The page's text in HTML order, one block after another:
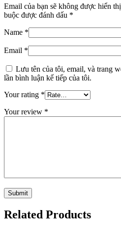
Email của bạn sẽ không được hiển
buộc được đánh dấu *
Name *
Email *
Lưu tên của tôi, email, và trang
lần bình luận kế tiếp của tôi.
Your rating *
Your review *
Related Products